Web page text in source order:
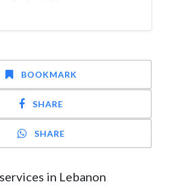
BOOKMARK
SHARE
SHARE
in Lebanon